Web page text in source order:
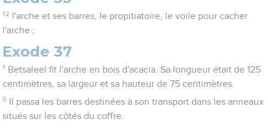
12
l'arche et ses barres, le propitiatoire, le voile pour cacher
l'arche ;
Exode 37
1 Betsaleel fit l'arche en bois d'acacia. Sa longueur était de 125
centimètres, sa largeur et sa hauteur de 75 centimètres.
5
Il passa les barres destinées à son transport dans les anneaux
situés sur les côtés du coffre.